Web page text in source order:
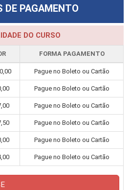
DE PAGAMENTO
DO CURSO
FORMA PAGAMENTO
Pague no Boleto ou Cartão
Pague no Boleto ou Cartão
Pague no Boleto ou Cartão
Pague no Boleto ou Cartão
Pague no Boleto ou Cartão
Pague no Boleto ou Cartão